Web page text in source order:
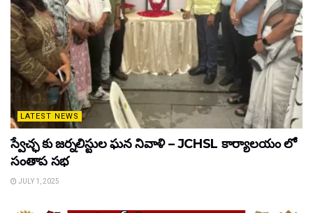
LATEST NEWS
స్వేచ్ఛ కు జర్నలిస్టుల ఘన నివాళి – JCHSL కార్యాలయం లో
సంతాప సభ
JULY 1, 2025